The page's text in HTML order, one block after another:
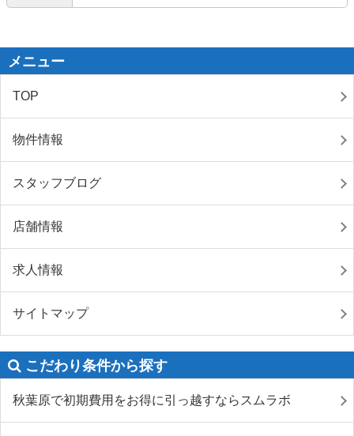
メニュー
TOP
物件情報
スタッフブログ
店舗情報
求人情報
サイトマップ
こだわり条件から探す
秋葉原で初期費用をお得に引っ越すならスムラボ